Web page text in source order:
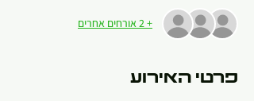
+ 2 אורחים אחרים
פרטי האירוע